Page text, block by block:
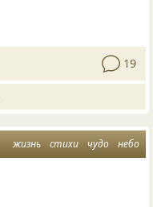
19
жизнь стихи чудо небо